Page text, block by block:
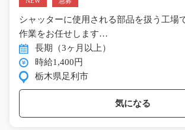
シャッターに使用される部品を扱う工場
作業をお任せします…
長期（3ヶ月以上）
時給1,400円
栃木県足利市
気になる